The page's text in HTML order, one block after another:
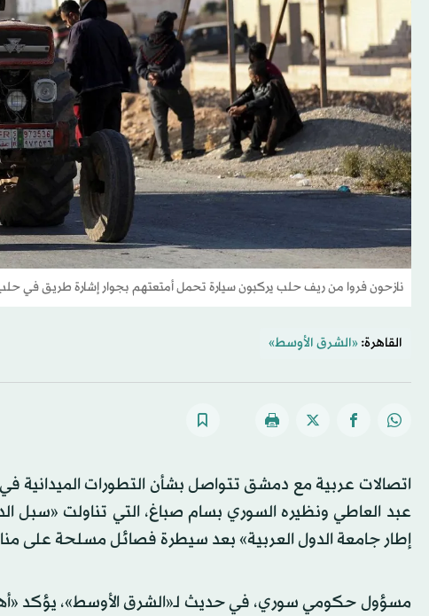
نازحون فروا من ريف حلب يركبون سيارة تحمل أمتعتهم بجوار إشارة طريق في
القاهرة: «الشرق الأوسط»
اتصالات عربية مع دمشق تتواصل بشأن التطورات الميدانية
عبد العاطي ونظيره السوري بسام صباغ، التي تناولت «سبل
إطار جامعة الدول العربية» بعد سيطرة فصائل مسلحة على
مسؤول حكومي سوري، في حديث لـ«الشرق الأوسط»، يؤكد